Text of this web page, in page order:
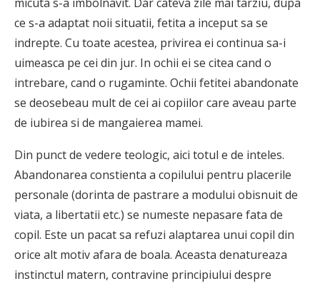
ce s-a adaptat noii situatii, fetita a inceput sa se
indrepte. Cu toate acestea, privirea ei continua sa-i
uimeasca pe cei din jur. In ochii ei se citea cand o
intrebare, cand o rugaminte. Ochii fetitei abandonate
se deosebeau mult de cei ai copiilor care aveau parte
de iubirea si de mangaierea mamei.
Din punct de vedere teologic, aici totul e de inteles.
Abandonarea constienta a copilului pentru placerile
per­sonale (dorinta de pastrare a modului obisnuit de
viata, a libertatii etc.) se numeste nepasare fata de
copil. Este un pacat sa refuzi alaptarea unui copil din
orice alt motiv afara de boala. Aceasta denatureaza
instinctul matern, contravine principiului despre